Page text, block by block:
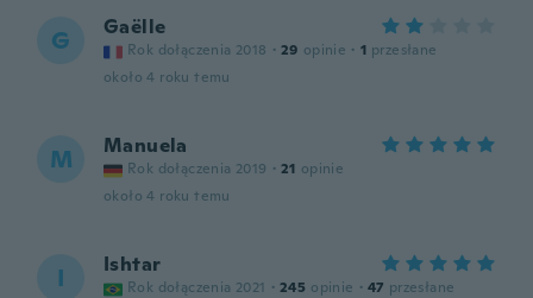
G Gaëlle
Rok dołączenia 2018 · 29 opinie · 1 przesłane
około 4 roku temu
M Manuela
Rok dołączenia 2019 · 21 opinie
około 4 roku temu
I Ishtar
Rok dołączenia 2021 · 245 opinie · 47 przesłane